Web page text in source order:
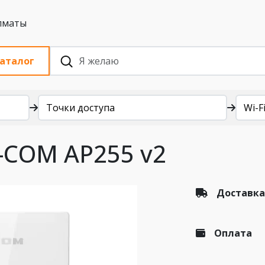
НДС, Алматы
Точки доступа Wi-
AP255 v2
Доставка
Оплата